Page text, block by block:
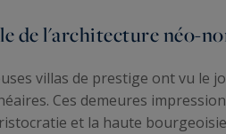
de l'architecture néo-
villas de prestige ont vu
Ces demeures
et la haute